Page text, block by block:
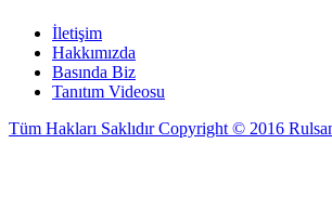
İletişim
Hakkımızda
Basında Biz
Tanıtım Videosu
Tüm Hakları Saklıdır Copyright © 2016